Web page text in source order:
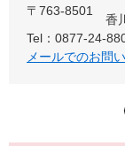
〒763-8501
香
Tel：0877-24-
メールでのお問